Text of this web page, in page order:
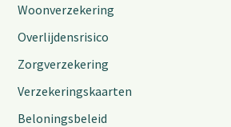
Woonverzekering
Overlijdensrisico
Zorgverzekering
Verzekeringskaarten
Beloningsbeleid